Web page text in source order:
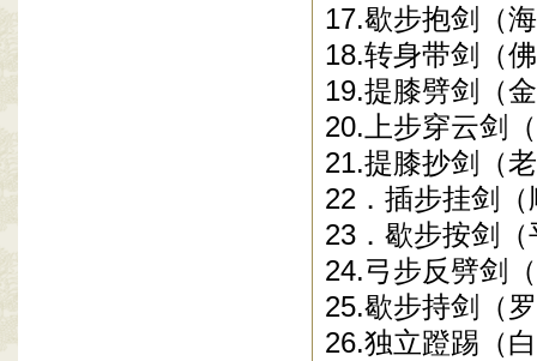
17.歇步抱剑（
18.转身带剑（
19.提膝劈剑（
20. 上步穿云剑
21.提膝抄剑（
22 ．插步挂剑
23 ．歇步按剑
24.弓步反劈剑
25.歇步持剑（
26.独立蹬踢（